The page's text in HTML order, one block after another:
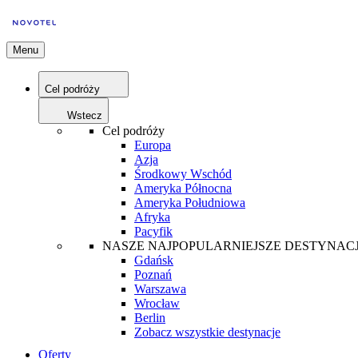
Menu
Cel podróży
Wstecz
Cel podróży
Europa
Azja
Środkowy Wschód
Ameryka Północna
Ameryka Południowa
Afryka
Pacyfik
NASZE NAJPOPULARNIEJSZE
Gdańsk
Poznań
Warszawa
Wrocław
Berlin
Zobacz wszystkie destynacje
Oferty